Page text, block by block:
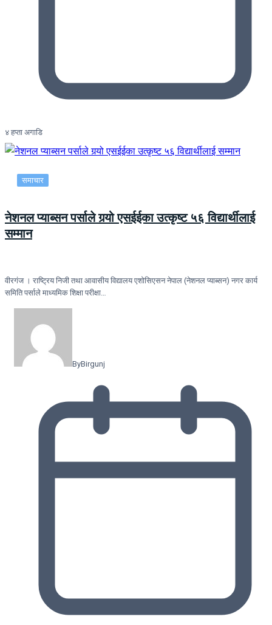
४ हप्ता अगाडि
समाचार
नेशनल प्याब्सन पर्साले गर्‍यो एसईईका उत्कृष्ट ५६ विद्यार्थीलाई
सम्मान
वीरगंज । राष्ट्रिय निजी तथा आवासीय विद्यालय एशोसिएसन नेपाल (नेशनल प्याब्सन) नगर कार्य
समिति पर्साले माध्यमिक शिक्षा परीक्षा…
ByBirgunj